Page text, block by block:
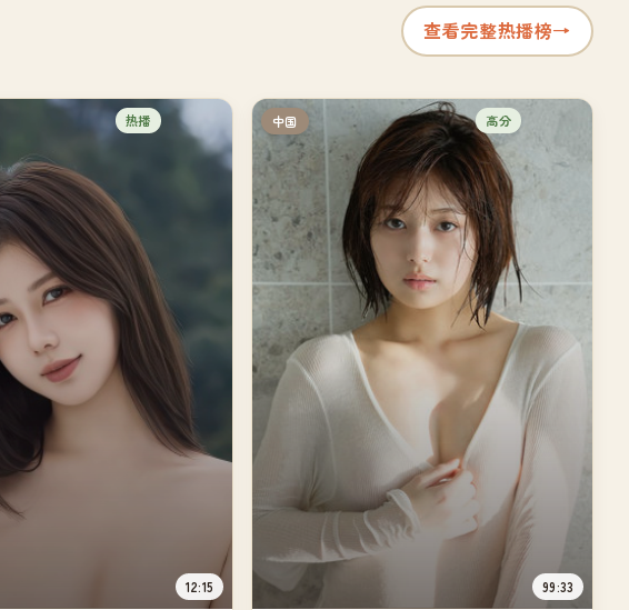
查看完整热播榜→
热播
12:15
中国 高分
99:33